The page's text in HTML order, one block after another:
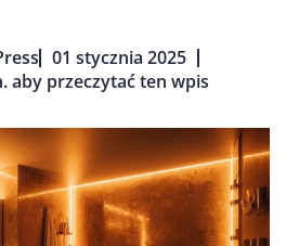
01 stycznia 2025
aby przeczytać ten wpis